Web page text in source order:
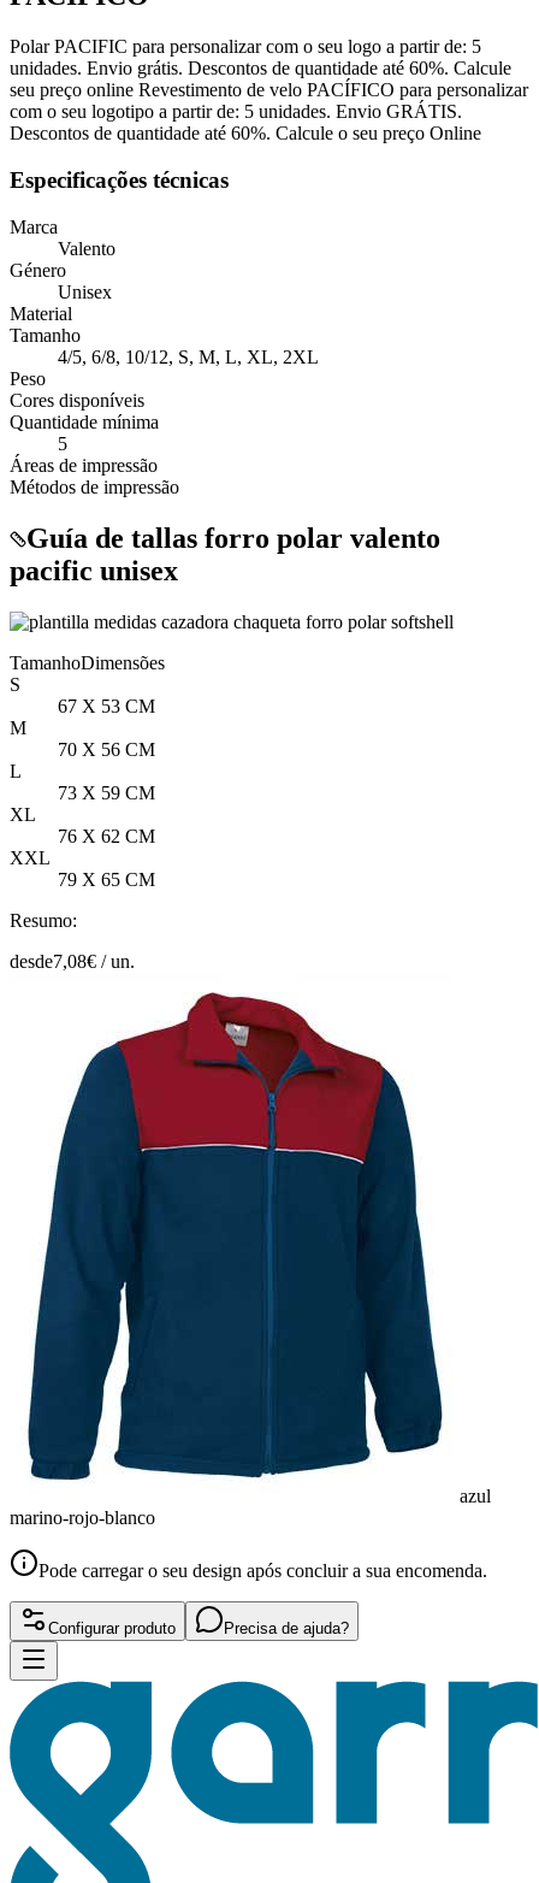
Polar PACIFIC para personalizar com o seu logo a partir de: 5
unidades. Envio grátis. Descontos de quantidade até 60%. Calcule
seu preço online Revestimento de velo PACÍFICO para personalizar
com o seu logotipo a partir de: 5 unidades. Envio GRÁTIS.
Descontos de quantidade até 60%. Calcule o seu preço Online
Especificações técnicas
Marca
Valento
Género
Unisex
Material
Tamanho
4/5, 6/8, 10/12, S, M, L, XL, 2XL
Peso
Cores disponíveis
Quantidade mínima
5
Áreas de impressão
Métodos de impressão
Guía de tallas forro polar valento
pacific unisex
TamanhoDimensões
S
67 X 53 CM
M
70 X 56 CM
L
73 X 59 CM
XL
76 X 62 CM
XXL
79 X 65 CM
Resumo:
desde7,08€ /un.
azul
marino-rojo-blanco
Pode carregar o seu design após concluir a sua encomenda.
Configurar produto Precisa de ajuda?